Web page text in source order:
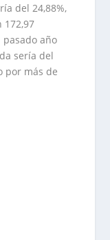
del 24,88%,
172,97
pasado año
sería del
por más de